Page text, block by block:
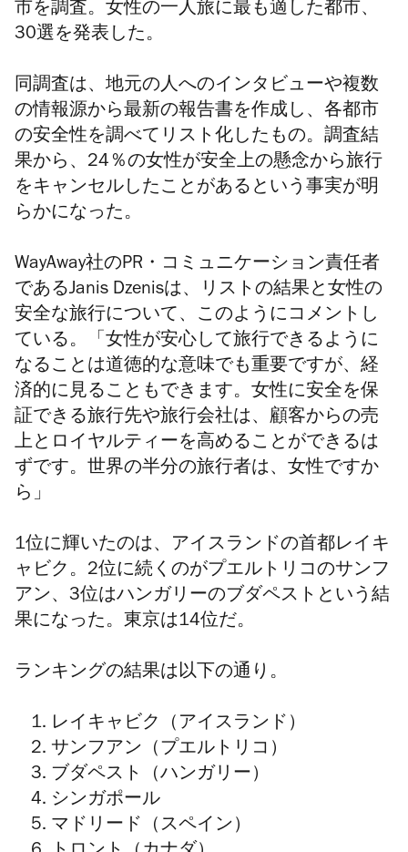
市を調査。女性の一人旅に最も適した都市、
30選を発表した。
同調査は、地元の人へのインタビューや複数
の情報源から最新の報告書を作成し、各都市
の安全性を調べてリスト化したもの。 調査結
果から、24％の女性が安全上の懸念から旅行
をキャンセルしたことがあるという事実が明
らかになった。
WayAway社のPR・コミュニケーション責任者
であるJanis Dzenisは、リストの結果と女性の
安全な旅行について、このようにコメントし
ている。「女性が安心して旅行できるように
なることは道徳的な意味でも重要ですが、経
済的に見ることもできます。女性に安全を保
証できる旅行先や旅行会社は、顧客からの売
上とロイヤルティーを高めることができるは
ずです。世界の半分の旅行者は、女性ですか
ら」
1位に輝いたのは、アイスランドの首都レイキ
ャビク。2位に続くのがプエルトリコのサンフ
アン、3位はハンガリーのブダペストという結
果になった。東京は14位だ。
ランキングの結果は以下の通り。
レイキャビク（アイスランド）
サンフアン（プエルトリコ）
ブダペスト（ハンガリー）
シンガポール
マドリード（スペイン）